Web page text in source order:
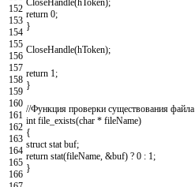
152
153
154
155
156
157
158
159
160
161
162
163
164
165
166
CloseHandle(hToken);
return 0;
}
CloseHandle(hToken);
return 1;
}
//Функция проверки существования файла
int file_exists(char * fileName)
{
struct statbuf;
return stat(fileName, &buf) ? 0 : 1;
}